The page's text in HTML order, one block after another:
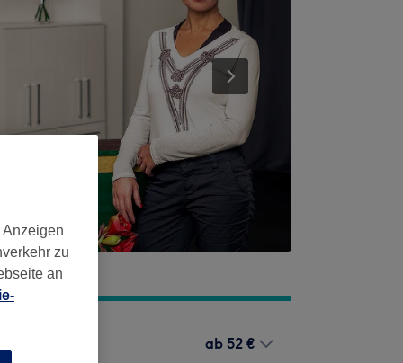
ab 52 €
zu
an